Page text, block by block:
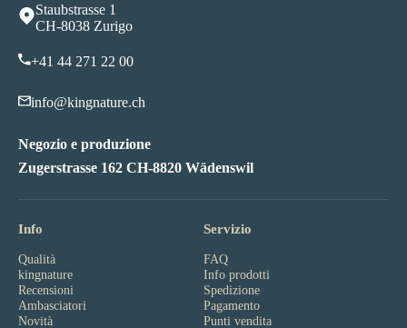
Staubstrasse 1
CH-8038 Zurigo
+41 44 271 22 00
info@kingnature.ch
Negozio e produzione
Zugerstrasse 162 CH-8820 Wädenswil
Info
Qualità
kingnature
Recensioni
Ambasciatori
Novità
Servizio
FAQ
Info prodotti
Spedizione
Pagamento
Punti vendita